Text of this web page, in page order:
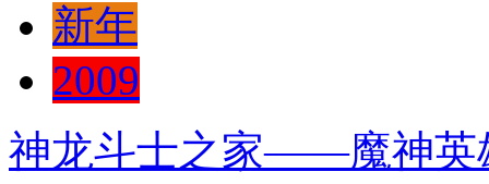
新年
2009
神龙斗士之家——魔神英